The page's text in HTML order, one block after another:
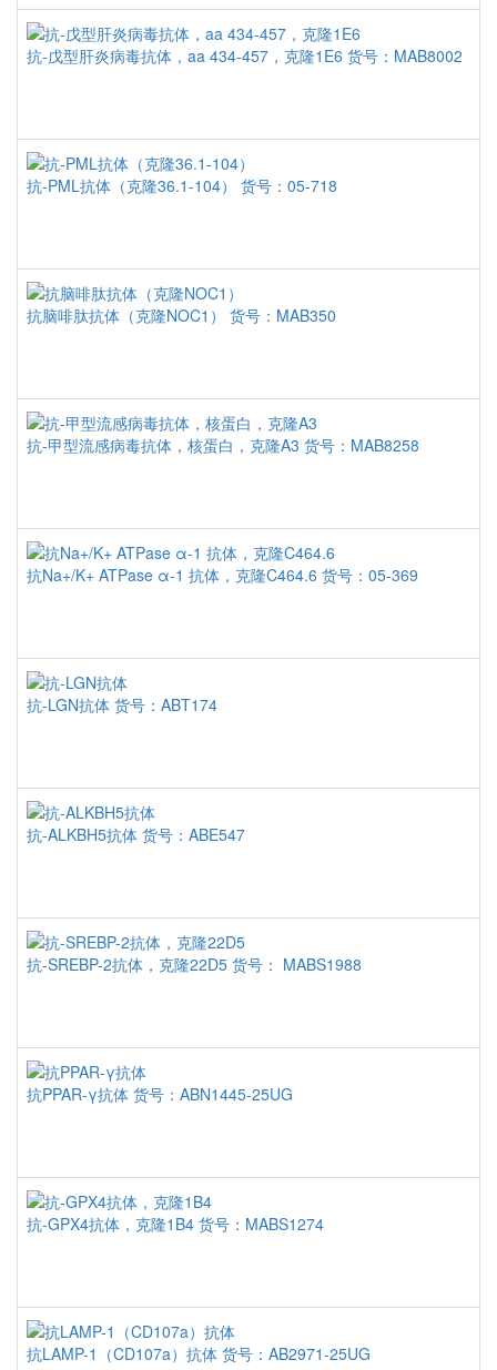
抗-戊型肝炎病毒抗体，aa 434-457，克隆1E6 货号：MAB8002
抗-PML抗体（克隆36.1-104） 货号：05-718
抗脑啡肽抗体（克隆NOC1） 货号：MAB350
抗-甲型流感病毒抗体，核蛋白，克隆A3 货号：MAB8258
抗Na+/K+ ATPase α-1 抗体，克隆C464.6 货号：05-369
抗-LGN抗体 货号：ABT174
抗-ALKBH5抗体 货号：ABE547
抗-SREBP-2抗体，克隆22D5 货号： MABS1988
抗PPAR-γ抗体 货号：ABN1445-25UG
抗-GPX4抗体，克隆1B4 货号：MABS1274
抗LAMP-1（CD107a）抗体 货号：AB2971-25UG